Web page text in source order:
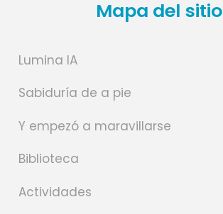
Mapa del sitio
Lumina IA
Sabiduría de a pie
Y empezó a maravillarse
Biblioteca
Actividades